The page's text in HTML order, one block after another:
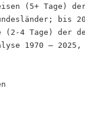
(5+ Tage)
bis
4 Tage) der
1970 –